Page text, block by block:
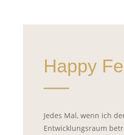
Happy
Jedes Mal, wenn ich
Entwicklungsraum